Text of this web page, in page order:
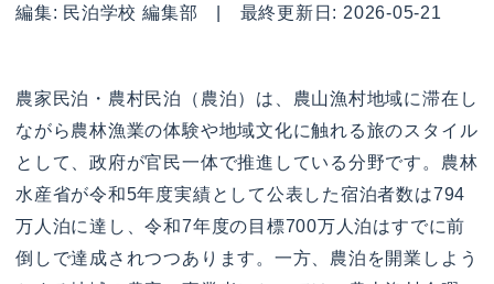
編集: 民泊学校 編集部 | 最終更新日: 2026-05-21
農家民泊・農村民泊（農泊）は、農山漁村地域に滞在し
ながら農林漁業の体験や地域文化に触れる旅のスタイル
として、政府が官民一体で推進している分野です。農林
水産省が令和5年度実績として公表した宿泊者数は794
万人泊に達し、令和7年度の目標700万人泊はすでに前
倒しで達成されつつあります。一方、農泊を開業しよう